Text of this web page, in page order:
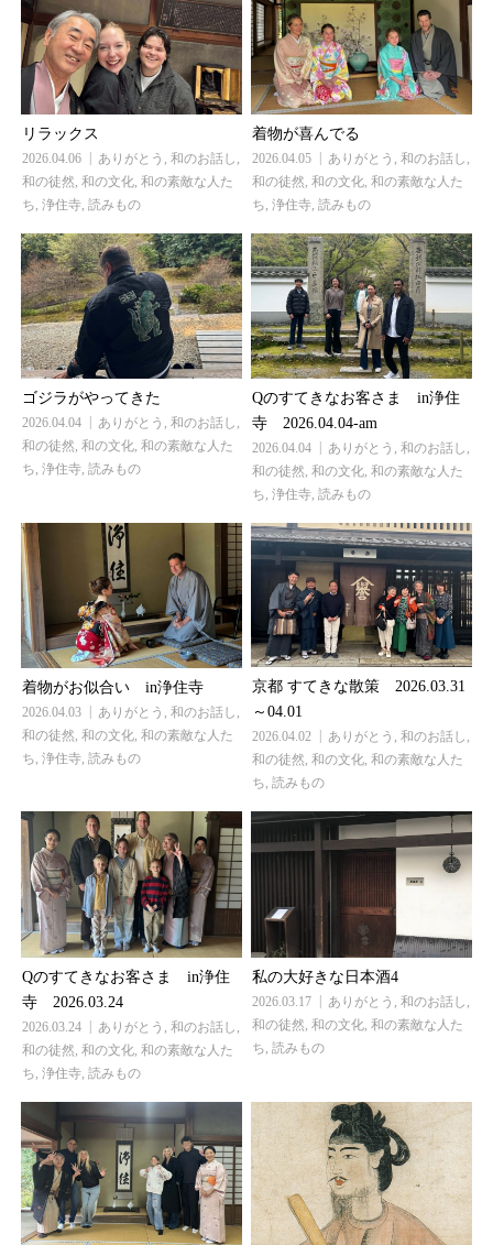
リラックス
2026.04.06 ありがとう , 和のお話し ,
和の徒然, 和の文化, 和の素敵な人た
ち, 浄住寺, 読みもの
着物が喜んでる
2026.04.05 ありがとう , 和のお話し ,
和の徒然, 和の文化, 和の素敵な人た
ち, 浄住寺, 読みもの
ゴジラがやってきた
2026.04.04 ありがとう , 和のお話し ,
和の徒然, 和の文化, 和の素敵な人た
ち, 浄住寺, 読みもの
Qのすてきなお客さま in浄住
寺 2026.04.04-am
2026.04.04 ありがとう 和のお話し
和の徒然 和の文化 和の素敵な人た
ち 浄住寺 読みもの
着物がお似合い in浄住寺
2026.04.03 ありがとう 和のお話し
和の徒然 和の文化 和の素敵な人た
ち 浄住寺 読みもの
京都 すてきな散策 2026.03.31
～04.01
2026.04.02 ありがとう , 和のお話し ,
和の徒然, 和の文化, 和の素敵な人た
ち, 読みもの
Qのすてきなお客さま in浄住
寺 2026.03.24
2026.03.24 ありがとう 和のお話し
和の徒然 和の文化 和の素敵な人た
ち 浄住寺 読みもの
私の大好きな日本酒4
2026.03.17 ありがとう 和のお話し
和の徒然 和の文化 和の素敵な人た
ち 読みもの